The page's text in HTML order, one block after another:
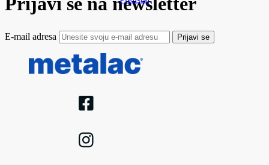
E-mail adresa Prijavi se